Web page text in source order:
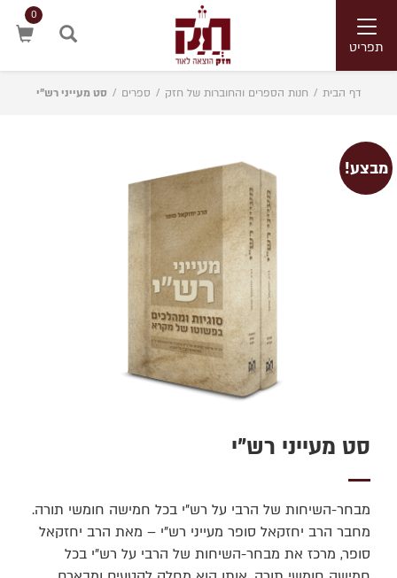
Toggle
navigationתפריט
0
דף הבית / חנות הספרים והחוברות של חזק / ספרים / סט מעייני רש”י
מבצע!
סט מעייני רש”י
מבחר-השיחות של הרבי על רש"י בכל חמישה חומשי תורה.
מחבר הרב יחזקאל סופר מעייני רש"י – מאת הרב יחזקאל
סופר, מרכז את מבחר-השיחות של הרבי על רש"י בכל